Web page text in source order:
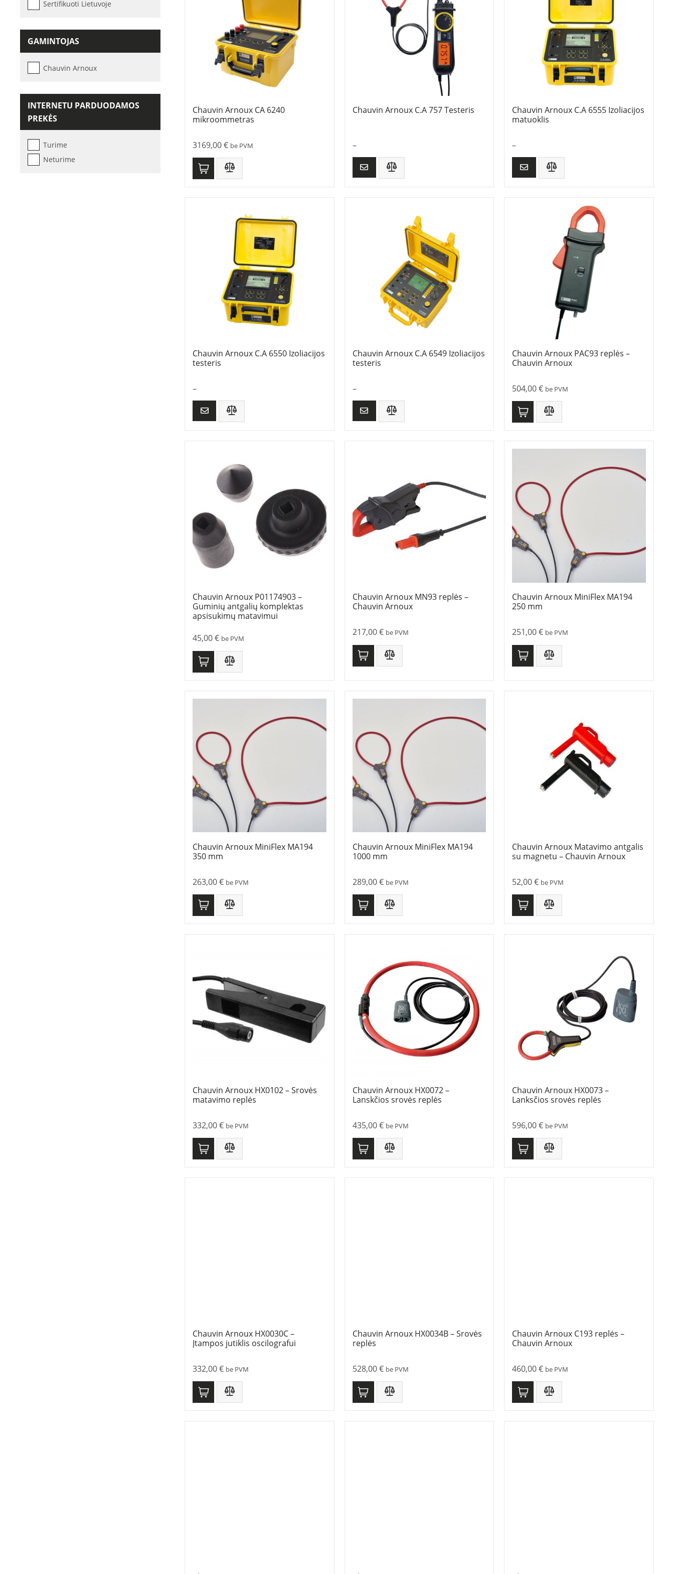
Sertifikuoti Lietuvoje
GAMINTOJAS
Chauvin Arnoux
INTERNETU PARDUODAMOS
PREKĖS
Turime
Neturime
Chauvin Arnoux CA 6240
mikroommetras
3169,00€ be PVM
Chauvin Arnoux C.A 757 Testeris
–
Chauvin Arnoux C.A 6555 Izoliacijos
matuoklis
–
Chauvin Arnoux C.A 6550 Izoliacijos
testeris
–
Chauvin Arnoux C.A 6549 Izoliacijos
testeris
–
Chauvin Arnoux PAC93 replės –
Chauvin Arnoux
504,00€ be PVM
Chauvin Arnoux P01174903 –
Guminių antgalių komplektas
apsisukimų matavimui
45,00€ be PVM
Chauvin Arnoux MN93 replės –
Chauvin Arnoux
217,00€ be PVM
Chauvin Arnoux MiniFlex MA194
250 mm
251,00€ be PVM
Chauvin Arnoux MiniFlex MA194
350 mm
263,00€ be PVM
Chauvin Arnoux MiniFlex MA194
1000 mm
289,00€ be PVM
Chauvin Arnoux Matavimo antgalis
su magnetu – Chauvin Arnoux
52,00€ be PVM
Chauvin Arnoux HX0102 – Srovės
matavimo replės
332,00€ be PVM
Chauvin Arnoux HX0072 –
Lanskčios srovės replės
435,00€ be PVM
Chauvin Arnoux HX0073 –
Lanksčios srovės replės
596,00€ be PVM
Chauvin Arnoux HX0030C –
Įtampos jutiklis oscilografui
332,00€ be PVM
Chauvin Arnoux HX0034B – Srovės
replės
528,00€ be PVM
Chauvin Arnoux C193 replės –
Chauvin Arnoux
460,00€ be PVM